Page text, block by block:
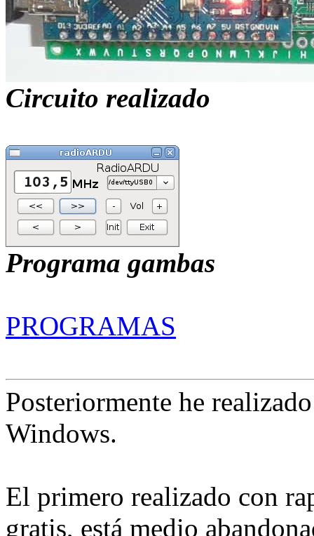
Circuito realizado
Programa gambas
PROGRAMAS
Posteriormente he
Windows.
El primero realizado con
gratis, está medio